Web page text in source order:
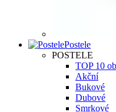
Postele
POSTELE
TOP 10
Akční
Bukové
Dubové
Smrkové